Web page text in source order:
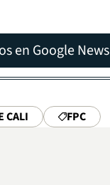
en Google News
CALI FPC